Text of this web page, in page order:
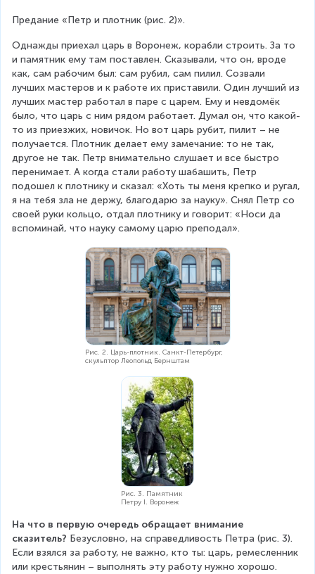
Предание «Петр и плотник (рис. 2)».
Однажды приехал царь в Воронеж, корабли строить. За то
и памятник ему там поставлен. Сказывали, что он, вроде
как, сам рабочим был: сам рубил, сам пилил. Созвали
лучших мастеров и к работе их приставили. Один лучший из
лучших мастер работал в паре с царем. Ему и невдомёк
было, что царь с ним рядом работает. Думал он, что какой-
то из приезжих, новичок. Но вот царь рубит, пилит – не
получается. Плотник делает ему замечание: то не так,
другое не так. Петр внимательно слушает и все быстро
перенимает. А когда стали работу шабашить, Петр
подошел к плотнику и сказал: «Хоть ты меня крепко и ругал,
я на тебя зла не держу, благодарю за науку». Снял Петр со
своей руки кольцо, отдал плотнику и говорит: «Носи да
вспоминай, что науку самому царю преподал».
Рис. 2. Царь-плотник. Санкт-Петербург,
скульптор Леопольд Бернштам
Рис. 3. Памятник
Петру І. Воронеж
На что в первую очередь обращает внимание
сказитель? Безусловно, на справедливость Петра (рис. 3).
Если взялся за работу, не важно, кто ты: царь, ремесленник
или крестьянин – выполнять эту работу нужно хорошо.